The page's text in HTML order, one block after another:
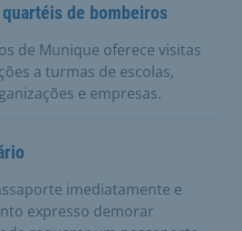
de bombeiros
de Munique oferece visitas
a turmas de escolas,
e empresas.
imediatamente e
expresso demorar